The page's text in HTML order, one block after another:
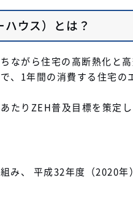
ウス）とは？
ながら住宅の高断熱化と
、1年間の消費する住宅
たりZEH普及目標を策定し
み、 平成32年度（2020